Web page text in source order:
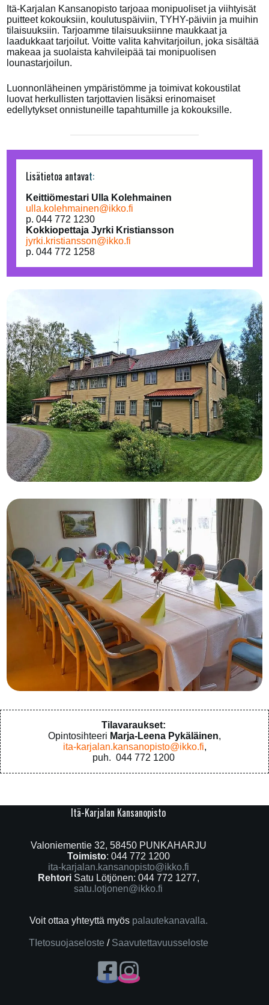
Itä-Karjalan Kansanopisto tarjoaa monipuoliset ja viihtyisät
puitteet kokouksiin, koulutuspäiviin, TYHY-päiviin ja muihin
tilaisuuksiin. Tarjoamme tilaisuuksiinne maukkaat ja
laadukkaat tarjoilut. Voitte valita kahvitarjoilun, joka sisältää
makeaa ja suolaista kahvileipää tai monipuolisen
lounastarjoilun.
Luonnonläheinen ympäristömme ja toimivat kokoustilat
luovat herkullisten tarjottavien lisäksi erinomaiset
edellytykset onnistuneille tapahtumille ja kokouksille.
Lisätietoa antavat:
Keittiömestari Ulla Kolehmainen
ulla.kolehmainen@ikko.fi
p. 044 772 1230
Kokkiopettaja Jyrki Kristiansson
jyrki.kristiansson@ikko.fi
p. 044 772 1258
Tilavaraukset:
Opintosihteeri Marja-Leena Pykäläinen,
ita-karjalan.kansanopisto@ikko.fi,
puh. 044 772 1200
Itä-Karjalan Kansanopisto
Valoniementie 32, 58450 PUNKAHARJU
Toimisto: 044 772 1200
ita-karjalan.kansanopisto@ikko.fi
Rehtori Satu Lötjönen: 044 772 1277,
satu.lotjonen@ikko.fi
Voit ottaa yhteyttä myös palautekanavalla.
TIetosuojaseloste / Saavutettavuusseloste